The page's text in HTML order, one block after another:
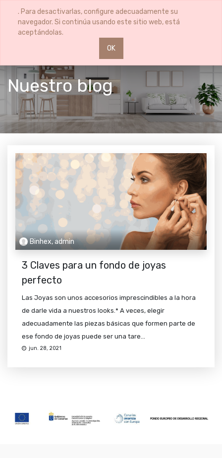
. Para desactivarlas, configure adecuadamente su
navegador. Si continúa usando este sitio web, está
aceptándolas.
OK
0 0
Nuestro blog
Binhex, admin
3 Claves para un fondo de joyas
perfecto
Las Joyas son unos accesorios imprescindibles a la hora
de darle vida a nuestros looks.* A veces, elegir
adecuadamente las piezas básicas que formen parte de
ese fondo de joyas puede ser una tare...
jun. 28, 2021